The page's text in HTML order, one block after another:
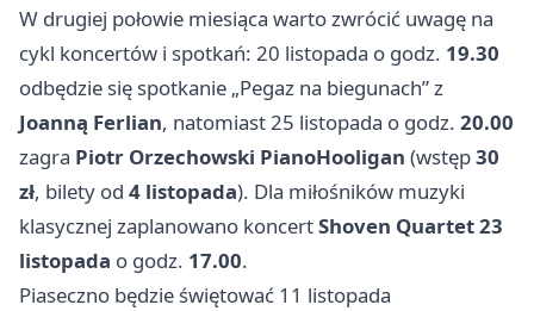
W drugiej połowie miesiąca warto zwrócić uwagę na
cykl koncertów i spotkań: 20 listopada o godz. 19.30
odbędzie się spotkanie „Pegaz na biegunach” z
Joanną Ferlian, natomiast 25 listopada o godz. 20.00
zagra Piotr Orzechowski PianoHooligan (wstęp30
zł, bilety od 4 listopada). Dla miłośników muzyki
klasycznej zaplanowano koncertShoven Quartet23
listopada o godz. 17.00.
Piaseczno będzie świętować 11 listopada